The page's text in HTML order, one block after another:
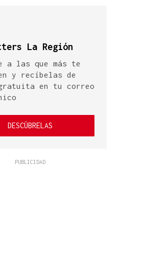
La Región
a las que más te
y recíbelas de
gratuita en tu correo
DESCÚBRELAS